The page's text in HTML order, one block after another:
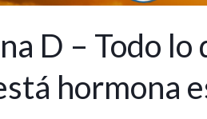
D – Todo lo
hormona